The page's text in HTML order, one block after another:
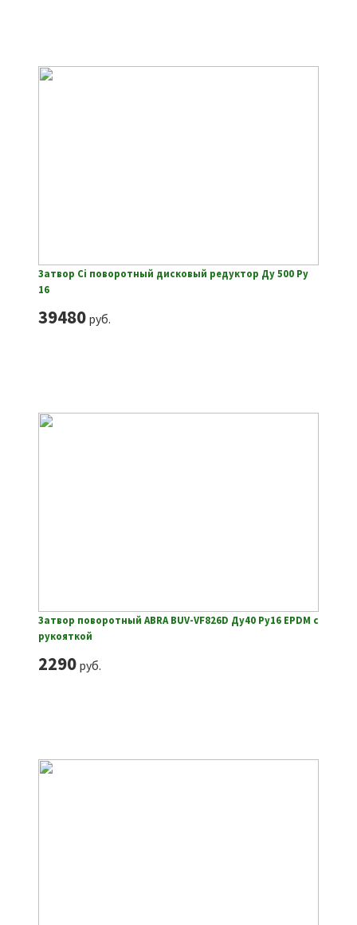
Затвор Ci поворотный дисковый редуктор Ду 500 Ру
16
39480руб.
Затвор поворотный ABRA BUV-VF826D Ду40 Ру16 EPDM с
рукояткой
2290руб.